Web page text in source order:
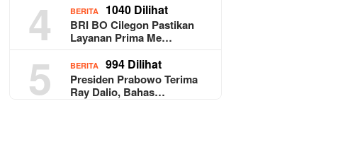
4 BERITA 1040 Dilihat
BRI BO Cilegon Pastikan
Layanan Prima Me…
5 BERITA 994 Dilihat
Presiden Prabowo Terima
Ray Dalio, Bahas…